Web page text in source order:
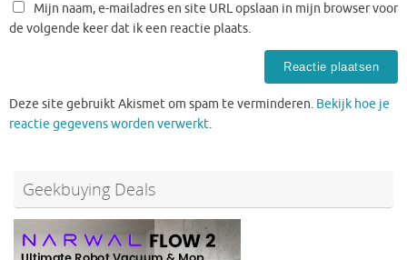
Mijn naam, e-mailadres en site URL opslaan in mijn browser voor
de volgende keer dat ik een reactie plaats.
Deze site gebruikt Akismet om spam te verminderen. Bekijk hoe je
reactie gegevens worden verwerkt.
Geekbuying Deals